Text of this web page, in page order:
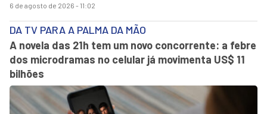
6 de agosto de 2026 - 11:02
DA TV PARA A PALMA DA MÃO
A novela das 21h tem um novo concorrente: a febre
dos microdramas no celular já movimenta US$ 11
bilhões